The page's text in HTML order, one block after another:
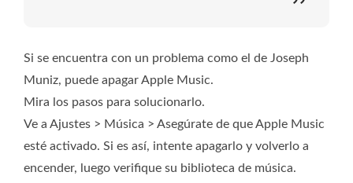
Si se encuentra con un problema como el de Joseph
Muniz, puede apagar Apple Music.
Mira los pasos para solucionarlo.
Ve a Ajustes > Música > Asegúrate de que Apple Music
esté activado. Si es así, intente apagarlo y volverlo a
encender, luego verifique su biblioteca de música.